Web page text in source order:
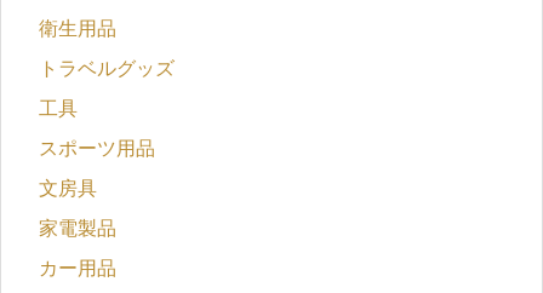
衛生用品
トラベルグッズ
工具
スポーツ用品
文房具
家電製品
カー用品